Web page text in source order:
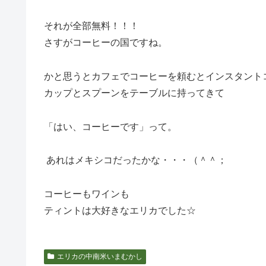
それが全部無料！！！
さすがコーヒーの国ですね。
かと思うとカフェでコーヒーを頼むとインスタン
カップとスプーンをテーブルに持ってきて
「はい、コーヒーです」って。
あれはメキシコだったかな・・・（＾＾；
コーヒーもワインも
ティントは大好きなエリカでした☆
エリカの中南米いまむかし